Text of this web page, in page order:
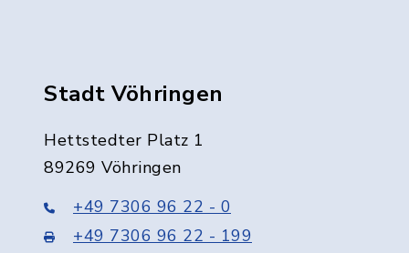
Stadt Vöhringen
Hettstedter Platz 1
89269 Vöhringen
+49 7306 96 22 - 0
+49 7306 96 22 - 199